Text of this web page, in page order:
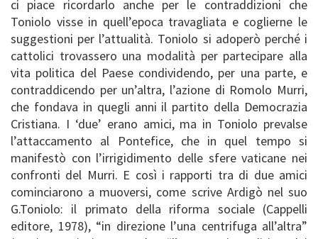
ci piace ricordarlo anche per le contraddizioni che
Toniolo visse in quell’epoca travagliata e coglierne le
suggestioni per l’attualità. Toniolo si adoperò perché i
cattolici trovassero una modalità per partecipare alla
vita politica del Paese condividendo, per una parte, e
contraddicendo per un’altra, l’azione di Romolo Murri,
che fondava in quegli anni il partito della Democrazia
Cristiana. I ‘due’ erano amici, ma in Toniolo prevalse
l’attaccamento al Pontefice, che in quel tempo si
manifestò con l’irrigidimento delle sfere vaticane nei
confronti del Murri. E così i rapporti tra di due amici
cominciarono a muoversi, come scrive Ardigò nel suo
G.Toniolo: il primato della riforma sociale (Cappelli
editore, 1978), “in direzione l’una centrifuga all’altra”